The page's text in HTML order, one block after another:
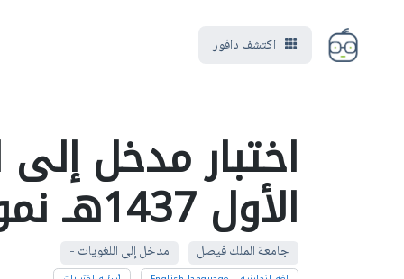
اكتشف دافور
اختبار مدخل
الأول 1437هـ نموذج D
جامعة الملك فيصل مدخل إلى اللغويات -